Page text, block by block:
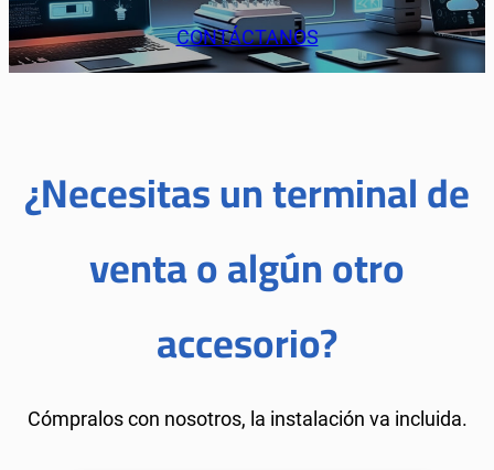
CONTÁCTANOS
¿Necesitas un terminal de
venta o algún otro
accesorio?
Cómpralos con nosotros, la instalación va incluida.